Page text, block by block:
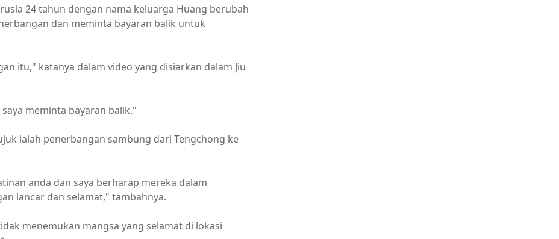
24 tahun dengan nama keluarga Huang berubah
dan meminta bayaran balik untuk
itu," katanya dalam video yang disiarkan dalam Jiu
meminta bayaran balik."
ialah penerbangan sambung dari Tengchong ke
anda dan saya berharap mereka dalam
lancar dan selamat," tambahnya.
menemukan mangsa yang selamat di lokasi